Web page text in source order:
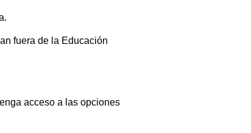
fuera de la Educación
acceso a las opciones